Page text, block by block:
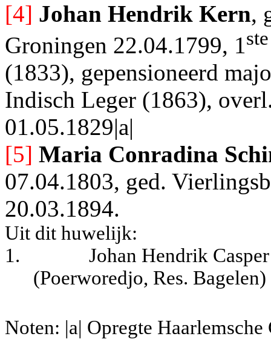
[4] Johan Hendrik Kern,
Groningen 22.04.1799, 1ste
(1833), gepensioneerd
Indisch Leger (1863),
01.05.1829|a|
[5] Maria Conradina
07.04.1803, ged.
20.03.1894.
Uit dit huwelijk:
1.
Johan Hendrik
(Poerworedjo, Res.
Noten: |a| Opregte